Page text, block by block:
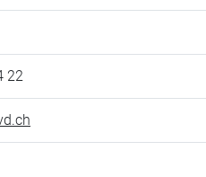
22